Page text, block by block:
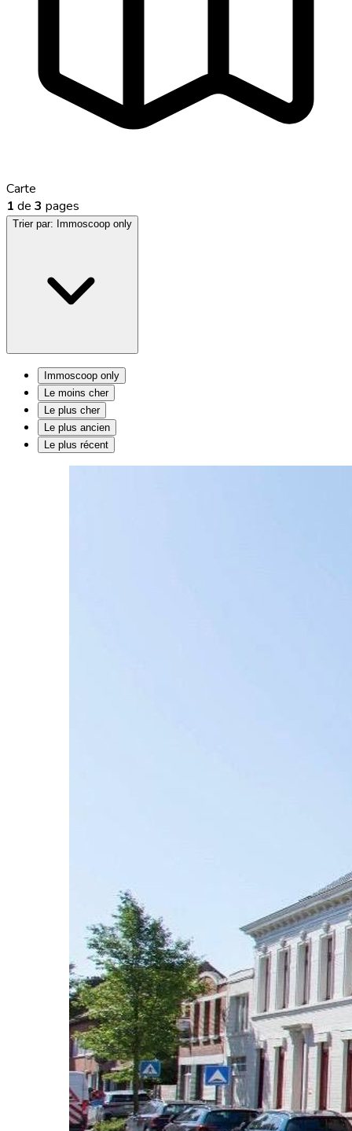
Carte
1 de 3 pages
Trier par: Immoscoop only
Immoscoop only
Le moins cher
Le plus cher
Le plus ancien
Le plus récent